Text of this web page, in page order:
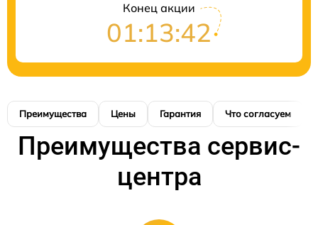
Конец акции
01:13:41
Преимущества Цены Гарантия Что согласуем
Преимущества сервис-
центра